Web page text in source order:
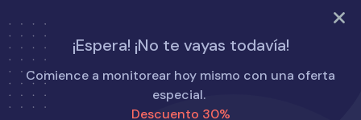
PRUEBA AHORA
¡Espera! ¡No te vayas todavía!
Comience a monitorear hoy mismo con una oferta
especial.
Descuento 30%
Inicio
Cómo
Buscador de ubicaciones de Snapchat: cómo rastrear
ubicaciones sin esfuerzo